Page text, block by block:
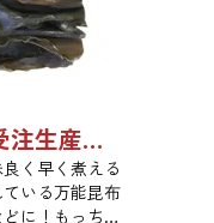
日高昆布3等 500g 【受注生産品】03070055
く早く煮える
いる万能昆布
に！もっちり